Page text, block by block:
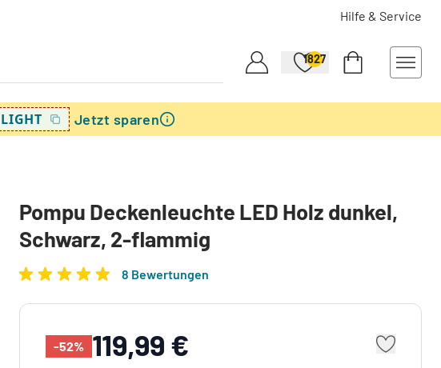
Hilfe & Service
1827
LIGHT Jetzt sparen
Pompu Deckenleuchte LED Holz dunkel,
Schwarz, 2-flammig
8 Bewertungen
-52% 119,99 €